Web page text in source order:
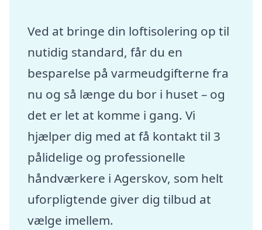
Ved at bringe din loftisolering op til
nutidig standard, får du en
besparelse på varmeudgifterne fra
nu og så længe du bor i huset – og
det er let at komme i gang. Vi
hjælper dig med at få kontakt til 3
pålidelige og professionelle
håndværkere i Agerskov, som helt
uforpligtende giver dig tilbud at
vælge imellem.